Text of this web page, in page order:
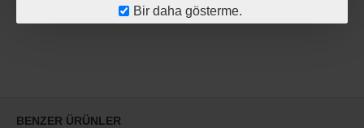
Bir daha gösterme.
BENZER ÜRÜNLER